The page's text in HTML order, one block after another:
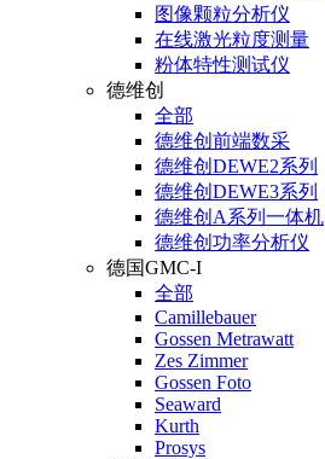
图像颗粒分析仪
在线激光粒度测量
粉体特性测试仪
德维创
全部
德维创前端数采
德维创DEWE2系列
德维创DEWE3系列
德维创A系列一体机
德维创功率分析仪
德国GMC-I
全部
Camillebauer
Gossen Metrawatt
Zes Zimmer
Gossen Foto
Seaward
Kurth
Prosys